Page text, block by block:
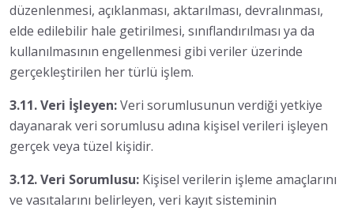
düzenlenmesi, açıklanması, aktarılması, devralınması,
elde edilebilir hale getirilmesi, sınıflandırılması ya da
kullanılmasının engellenmesi gibi veriler üzerinde
gerçekleştirilen her türlü işlem.
3.11. Veri İşleyen:Veri sorumlusunun verdiği yetkiye
dayanarak veri sorumlusu adına kişisel verileri işleyen
gerçek veya tüzel kişidir.
3.12. Veri Sorumlusu: Kişisel verilerin işleme amaçlarını
ve vasıtalarını belirleyen, veri kayıt sisteminin